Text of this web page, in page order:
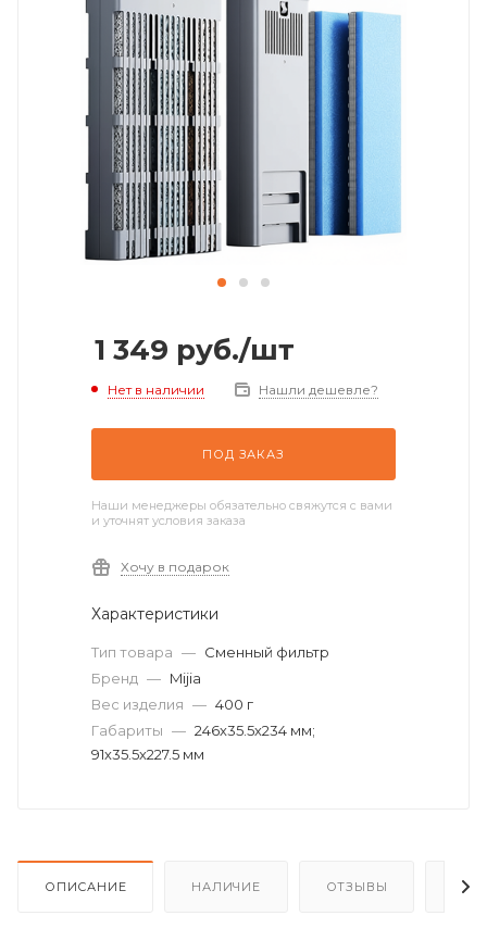
1 349 руб./шт
Нет в наличии Нашли дешевле?
ПОД ЗАКАЗ
Наши менеджеры обязательно свяжутся с вами
и уточнят условия заказа
Хочу в подарок
Характеристики
Тип товара — Сменный фильтр
Бренд — Mijia
Вес изделия — 400 г
Габариты — 246х35.5х234 мм;
91х35.5х227.5 мм
ОПИСАНИЕ НАЛИЧИЕ ОТЗЫВЫ